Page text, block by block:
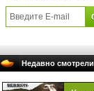
Недавно смотрели